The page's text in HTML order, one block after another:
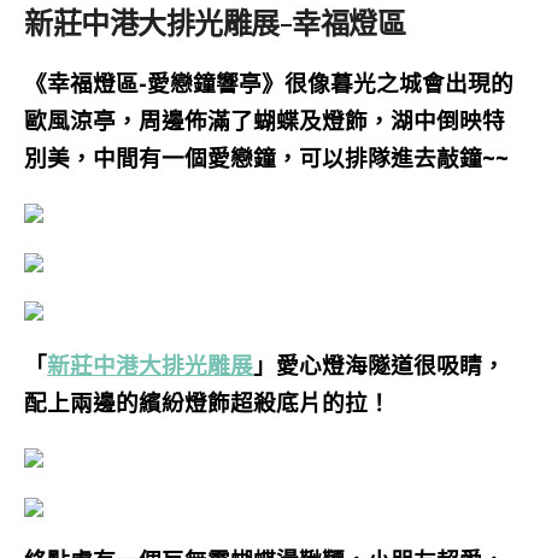
新莊中港大排光雕展-幸福燈區
《幸福燈區-愛戀鐘響亭》很像暮光之城會出現的
歐風涼亭，周邊佈滿了蝴蝶及燈飾，湖中倒映特
別美，中間有一個愛戀鐘，可以排隊進去敲鐘~~
「新莊中港大排光雕展 」愛心燈海隧道很吸睛，
配上兩邊的繽紛燈飾超殺底片的拉！